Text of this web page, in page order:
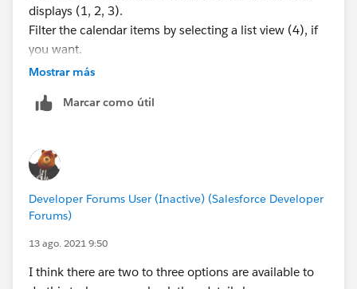
displays (1, 2, 3).
Filter the calendar items by selecting a list view (4), if
you want.
You may visit this link :-
id=sf.calendar_create.htm&type=5
Thank you!
Regards,
Suraj Tripathi
Mostrar más
Marcar como útil
Developer Forums User (Inactive) (Salesforce Developer
Forums)
13 ago. 2021 9:50
I think there are two to three options are available to